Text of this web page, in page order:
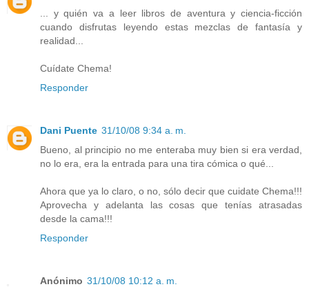
... y quién va a leer libros de aventura y ciencia-ficción
cuando disfrutas leyendo estas mezclas de fantasía y
realidad...
Cuídate Chema!
Responder
Dani Puente 31/10/08 9:34 a. m.
Bueno, al principio no me enteraba muy bien si era verdad,
no lo era, era la entrada para una tira cómica o qué...
Ahora que ya lo claro, o no, sólo decir que cuidate Chema!!!
Aprovecha y adelanta las cosas que tenías atrasadas
desde la cama!!!
Responder
Anónimo 31/10/08 10:12 a. m.